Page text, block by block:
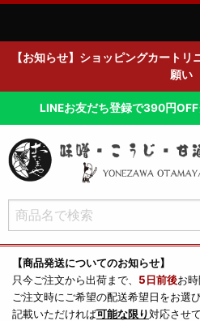
【お知らせ】ショッピングカート
願い
LINEお友だち登録で390円
【商品発送についてのお知らせ】
只今ご注文から出荷まで、 5日前後お
ご注文時にご希望の配送希望日をお選
記載いただければ可能な限り対応させ